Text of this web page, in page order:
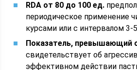
RDA от 80 до 100 ед.
периодическое применение
курсами или с интервалом 3-
Показатель, превышающий
свидетельствует об
эффективном действии